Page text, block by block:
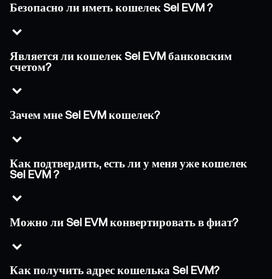
Безопасно ли иметь кошелек Sei EVM ?
Является ли кошелек Sei EVM банковским
счетом?
Зачем мне Sei EVM кошелек?
Как подтвердить, есть ли у меня уже кошелек
Sei EVM ?
Можно ли Sei EVM конвертировать в фиат?
Как получить адрес кошелька Sei EVM?